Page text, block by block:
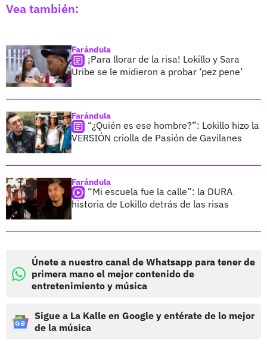
Vea también:
Farándula
¡Para llorar de la risa! Lokillo y Sara
Uribe se le midieron a probar ‘pez pene’
Farándula
“¿Quién es ese hombre?”: Lokillo hizo la
VERSIÓN criolla de Pasión de Gavilanes
Farándula
“Mi escuela fue la calle”: la DURA
historia de Lokillo detrás de las risas
Únete a nuestro canal de Whatsapp para tener de
primera mano el mejor contenido de
entretenimiento y música
Sigue a La Kalle en Google y entérate de lo mejor
de la música